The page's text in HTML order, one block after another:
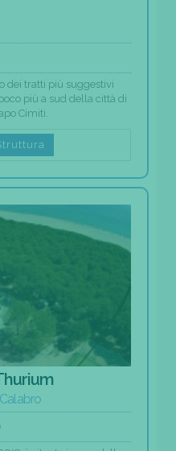
dei tratti più suggestivi
più a sud della città di
Cimiti.